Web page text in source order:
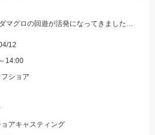
黒潮が接近中で、カツオ・キハダマグロの回遊が活発になってきました。今回のカツオの群れは大型中心で、５ｋｇ前後中心です。しっかりしたタックルを用意しましょう。
12
14:00
ショア
ョアキャスティング